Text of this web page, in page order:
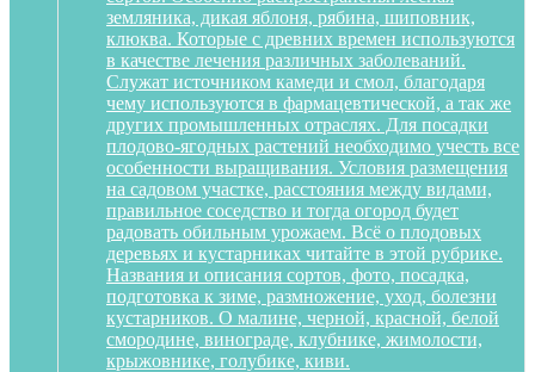
земляника, дикая яблоня, рябина, шиповник,
клюква. Которые с древних времен используются
в качестве лечения различных заболеваний.
Служат источником камеди и смол, благодаря
чему используются в фармацевтической, а так же
других промышленных отраслях. Для посадки
плодово-ягодных растений необходимо учесть все
особенности выращивания. Условия размещения
на садовом участке, расстояния между видами,
правильное соседство и тогда огород будет
радовать обильным урожаем. Всё о плодовых
деревьях и кустарниках читайте в этой рубрике.
Названия и описания сортов, фото, посадка,
подготовка к зиме, размножение, уход, болезни
кустарников. О малине, черной, красной, белой
смородине, винограде, клубнике, жимолости,
крыжовнике, голубике, киви.